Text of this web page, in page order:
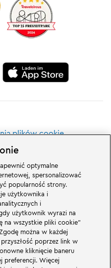
parku rozrywki LEGOLAND w
Przeżyjcie ekscytujące atrakcje i
w Niemczech to park rozrywki dla
Park LEGOLAND znajduje się w
Deutschland to jeden z
i jeden z najbardziej znanych i
Park rozrywki zapewni
oferując 68 atrakcji. W
znajduje się również wioska
Odwiedzający mogą zatrzymać się
plików cookie
optymalne
spersonalizować
popularność strony.
użytkownika i
i
użytkownik wyrazi na
na wszystkie pliki cookie”
można w każdej
poprzez link w
kliknięcie baneru
preferencji. Więcej